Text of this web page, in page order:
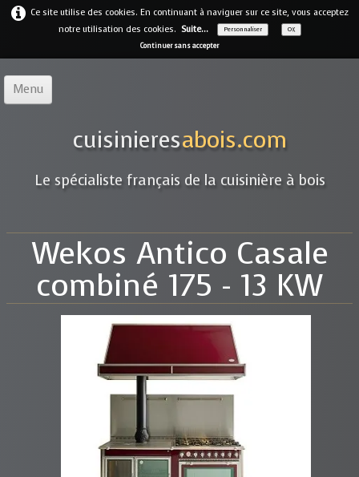
Ce site utilise des cookies. En continuant à naviguer sur ce site, vous acceptez
notre utilisation des cookies. Suite... Personnaliser OK
Continuer sans accepter
Menu
Notre offre▼
Notre entreprise
Galerie▼
Marques▼
Contact
cuisinieresabois.com
Le spécialiste français de la cuisinière à bois
Wekos Antico Casale
combiné 175 - 13 KW